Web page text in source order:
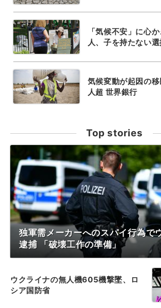
「気候不安」に心
人、子を持たない
気候変動が起因の
人超 世界銀行
Top stories
独軍需メーカーへのスパイ行為で
逮捕 「破壊工作の準備」
ウクライナの無人機605機撃墜、ロ
シア国防省